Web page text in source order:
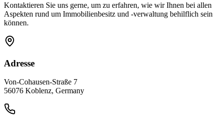
Kontaktieren Sie uns gerne, um zu erfahren, wie wir Ihnen bei allen
Aspekten rund um Immobilienbesitz und -verwaltung behilflich sein
können.
Adresse
Von-Cohausen-Straße 7
56076 Koblenz, Germany